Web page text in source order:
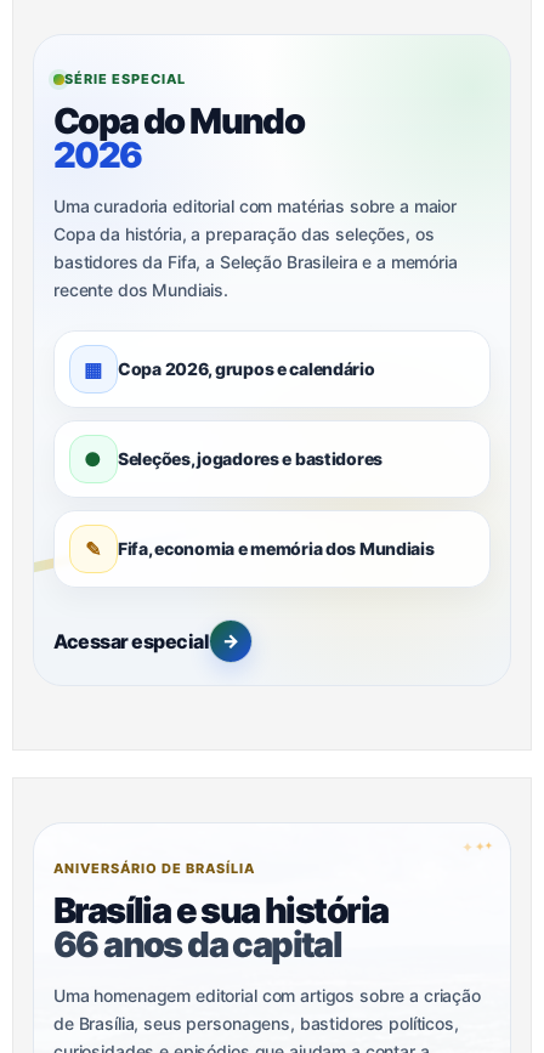
SÉRIE ESPECIAL
Copa do Mundo
2026
Uma curadoria editorial com matérias sobre a maior
Copa da história, a preparação das seleções, os
bastidores da Fifa, a Seleção Brasileira e a memória
recente dos Mundiais.
▦ Copa 2026, grupos e calendário
● Seleções, jogadores e bastidores
✎ Fifa, economia e memória dos Mundiais
Acessar especial →
✦ ✦✦
ANIVERSÁRIO DE BRASÍLIA
Brasília e sua história
66 anos da capital
Uma homenagem editorial com artigos sobre a criação
de Brasília, seus personagens, bastidores políticos,